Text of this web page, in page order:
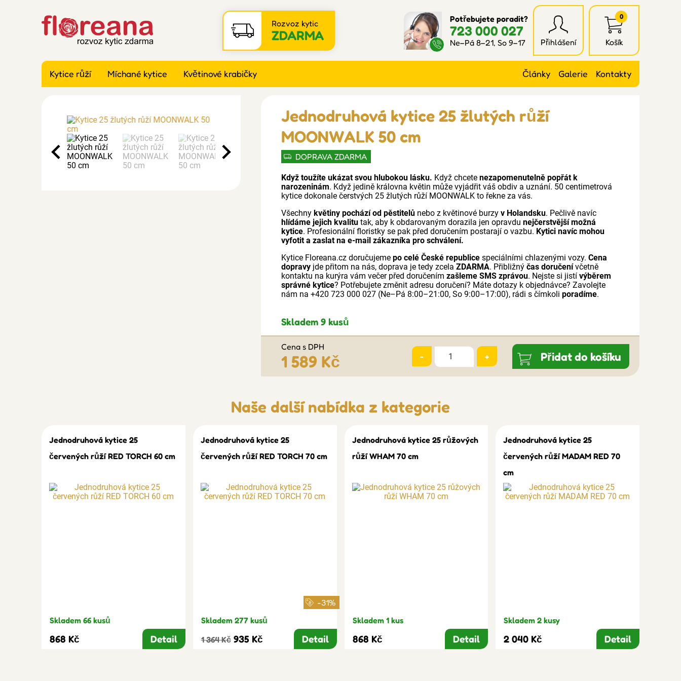
Rozvoz kytic
ZDARMA
Potřebujete poradit?
723 000 027
Ne–Pá 8–21, So 9–17 Přihlášení
0
Košík
Kytice růží Míchané kytice Květinové krabičky Články Galerie Kontakty
Jednodruhová kytice 25 žlutých růží
MOONWALK 50 cm
DOPRAVA ZDARMA
Když toužíte ukázat svou hlubokou lásku. Když chcetenezapomenutelně popřát k
narozeninám. Když jedině královna květin může vyjádřit váš obdiv a uznání. 50 centimetrová
kytice dokonale čerstvých 25 žlutých růží MOONWALK to řekne za vás.
Všechnykvětiny pochází od pěstitelů nebo z květinové burzyv Holandsku. Pečlivě navíc
hlídáme jejich kvalitu tak, aby k obdarovaným dorazila jen opravdunejčerstvější možná
kytice. Profesionální floristky se pak před doručením postarají o vazbu. Kytici navíc mohou
vyfotit a zaslat na e-mail zákazníka pro schválení.
Kytice Floreana.cz doručujemepo celé České republice speciálními chlazenými vozy.Cena
dopravy jde přitom na nás, doprava je tedy zcelaZDARMA. Přibližnýčas doručenívčetně
kontaktu na kurýra vám večer před doručenímzašleme SMS zprávou. Nejste si jistívýběrem
správné kytice? Potřebujete změnit adresu doručení? Máte dotazy k objednávce? Zavolejte
nám na +420 723 000 027 (Ne–Pá 8:00–21:00, So 9:00–17:00), rádi s čímkoliporadíme.
Skladem 9 kusů
Cena s DPH
1 589 Kč - + Přidat do košíku
Naše další nabídka z kategorie
Jednodruhová kytice 25
červených růží RED TORCH 60 cm
Skladem 66 kusů
868 Kč Detail
Jednodruhová kytice 25
červených růží RED TORCH 70 cm
-31%
Skladem 277 kusů
1 364 Kč 935 Kč Detail
Jednodruhová kytice 25 růžových
růží WHAM 70 cm
Skladem 1 kus
868 Kč Detail
Jednodruhová kytice 25
červených růží MADAM RED 70
cm
Skladem 2 kusy
2 040 Kč Detail